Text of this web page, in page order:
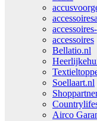
accessoires
Bellatio.nl
Soellaart.nl
Airco